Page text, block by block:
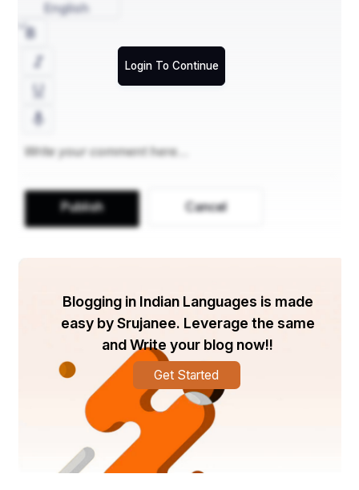
Login To Continue
English
Publish Cancel
Blogging in Indian Languages is made
easy by Srujanee. Leverage the same
and Write your blog now!!
Get Started